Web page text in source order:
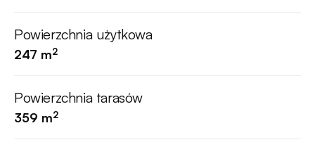
Powierzchnia użytkowa
247 m2
Powierzchnia tarasów
359 m2